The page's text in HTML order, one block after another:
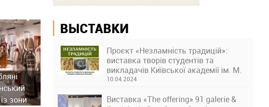
зони
ВЫСТАВКИ
Проєкт «Незламність традицій»:
виставка творів студентів та
викладачів Київської академії ім. М.
Бойчука
10.04.2024
Виставка «The offering» 91 galerie &